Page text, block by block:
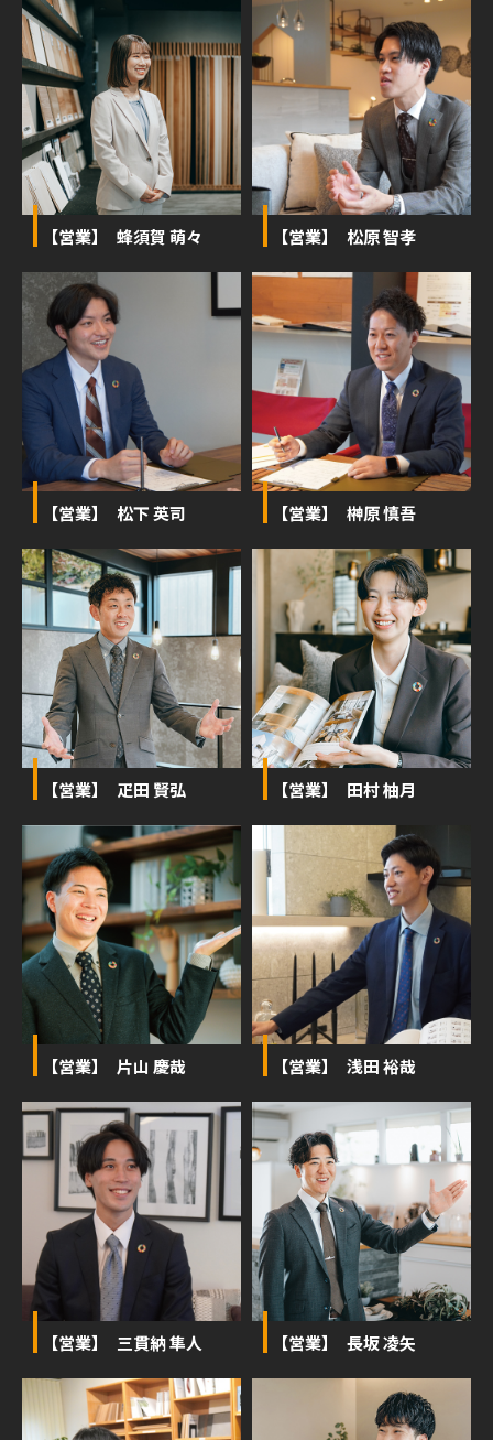
【営業】 蜂須賀 萌々 【営業】 松原 智孝
【営業】 松下 英司 【営業】 榊󠄀原 慎吾
【営業】 疋田 賢弘 【営業】 田村 柚月
【営業】 片山 慶哉 【営業】 浅田 裕哉
【営業】 三貫納 隼人 【営業】 長坂 凌矢